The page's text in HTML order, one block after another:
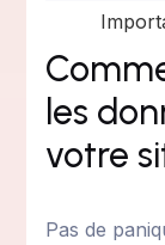
les
votre
Pas de